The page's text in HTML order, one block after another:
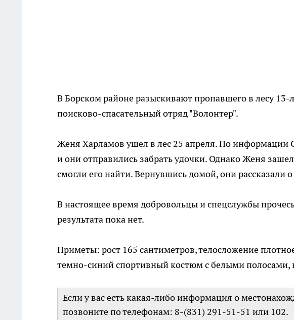
В Борском районе разыскивают пропавшего в лесу 13-
поисково-спасательный отряд "Волонтер".
Женя Харламов ушел в лес 25 апреля. По информации
и они отправились забрать удочки. Однако Женя
смогли его найти. Вернувшись домой, они рассказали
В настоящее время добровольцы и спецслужбы
результата пока нет.
Приметы: рост 165 сантиметров, телосложение
темно-синий спортивный костюм с белыми полосами,
Если у вас есть какая-либо информация о
позвоните по телефонам: 8-(831) 291-51-51 или 102.